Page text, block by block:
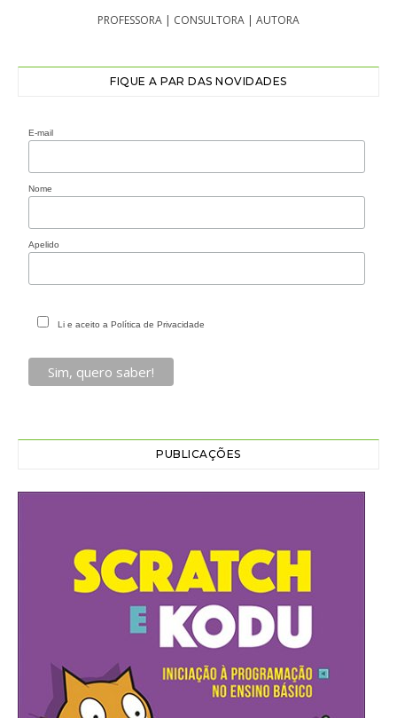
PROFESSORA | CONSULTORA | AUTORA
FIQUE A PAR DAS NOVIDADES
E-mail
Nome
Apelido
Li e aceito a Política de Privacidade
PUBLICAÇÕES